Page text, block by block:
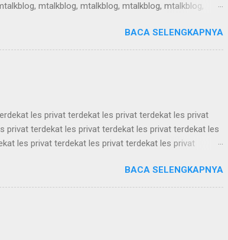
mtalkblog, mtalkblog, mtalkblog, mtalkblog,
mtalkblog, mtalkblog, mtalkblog, mtalkblog,
mtalkblog, mtalkblog, mtalkblog, mtalkblog,
mtalkblog, mtalkblog, mtalkblog, mtalkblog,...
BACA SELENGKAPNYA
les privat terdekat les privat terdekat les privat
terdekat les privat terdekat les privat terdekat les
les privat terdekat les privat terdekat les privat
les privat terdekat les privat terdekat les privat
privat terdekat les privat terdekat les privat terdekat les
les privat terdekat les privat terdekat les privat
BACA SELENGKAPNYA